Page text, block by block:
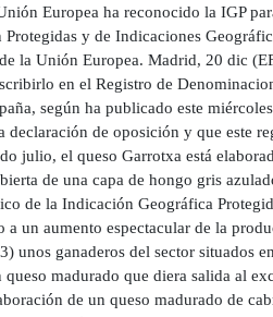
Europea ha reconocido la IGP
y de Indicaciones
la Unión Europea. Madrid, 20 dic
en el Registro de
según ha publicado este
de oposición y que este
julio, el queso Garrotxa está
de una capa de hongo gris
de la Indicación Geográfica
un aumento espectacular de la
unos ganaderos del sector situados
madurado que diera salida al
de un queso madurado de